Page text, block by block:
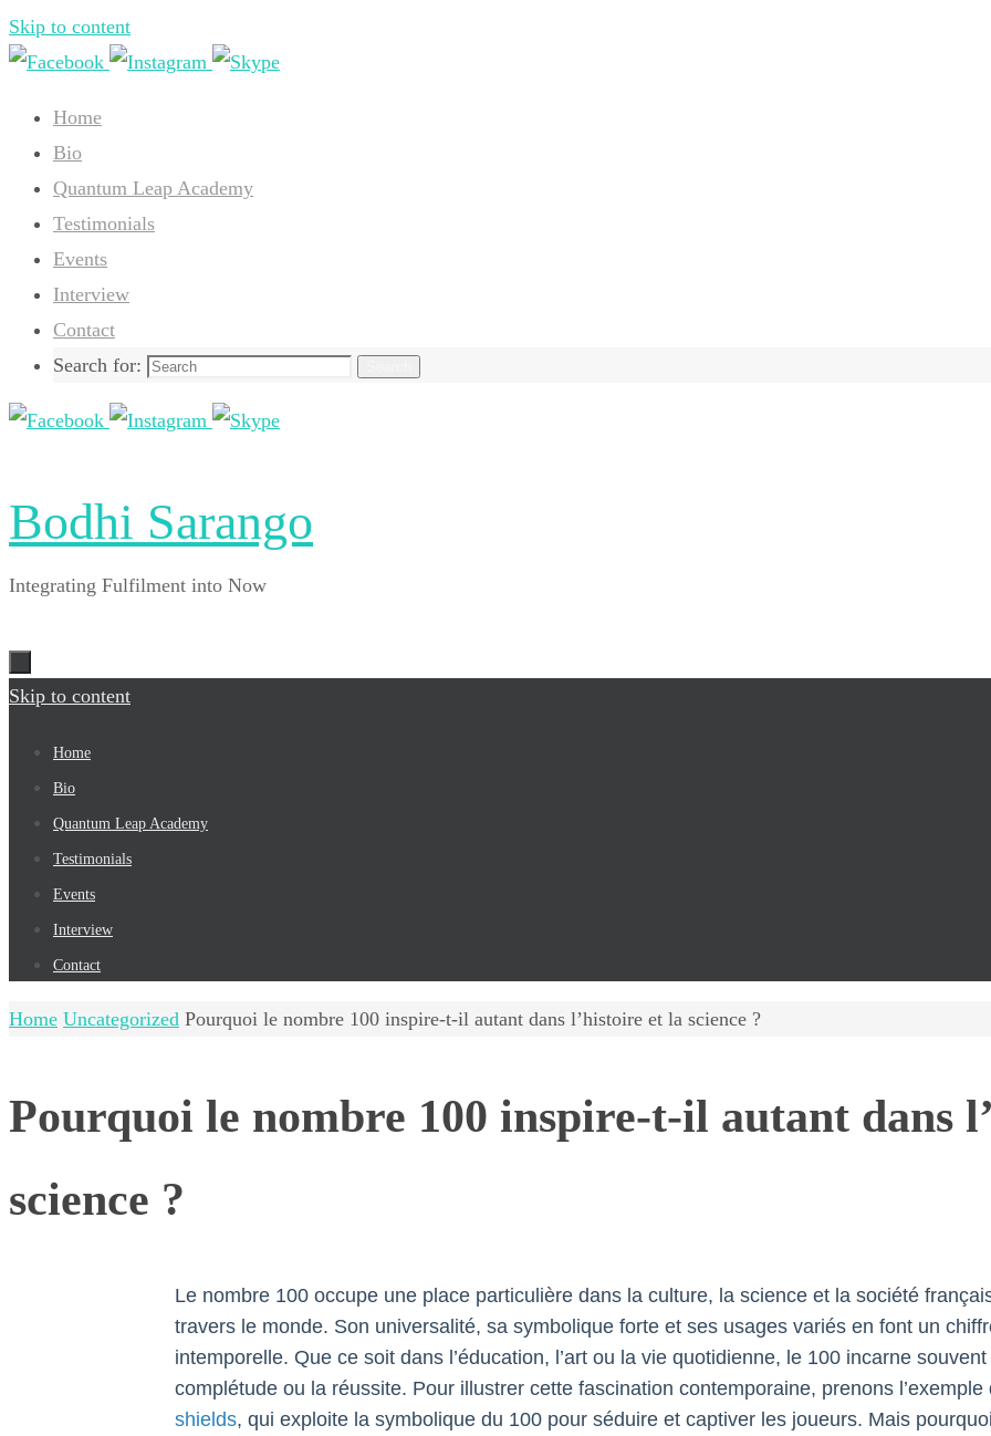
Skip to content
Home
Bio
Quantum Leap Academy
Testimonials
Events
Interview
Contact
Search for:
Bodhi Sarango
Integrating Fulfilment into Now
Skip to content
Home
Bio
Quantum Leap Academy
Testimonials
Events
Interview
Contact
Home Uncategorized Pourquoi le nombre 100 inspire-t-il autant dans l’histoire et la science ?
Pourquoi le nombre 100 inspire-t-il autant dans
science ?
Le nombre 100 occupe une place particulière dans la culture, la science et la société
travers le monde. Son universalité, sa symbolique forte et ses usages variés en font un
intemporelle. Que ce soit dans l’éducation, l’art ou la vie quotidienne, le 100 incarne
complétude ou la réussite. Pour illustrer cette fascination contemporaine, prenons l’exemple
shields, qui exploite la symbolique du 100 pour séduire et captiver les joueurs. Mais